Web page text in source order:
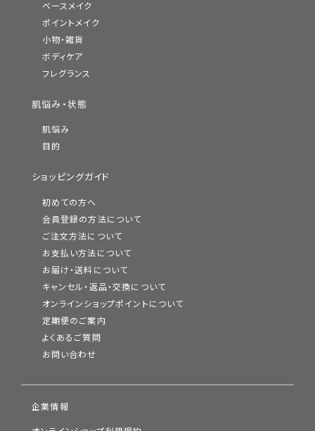
ベースメイク
ポイントメイク
小物・雑貨
ボディケア
フレグランス
肌悩み・状態
肌悩み
目的
ショッピングガイド
初めての方へ
会員登録の方法について
ご注文方法について
お支払い方法について
お届け・送料について
キャンセル・返品・交換について
オンラインショップポイントについて
定期便のご案内
よくあるご質問
お問い合わせ
企業情報